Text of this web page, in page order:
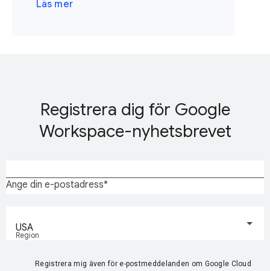
Läs mer
Registrera dig för Google
Workspace-nyhetsbrevet
Ange din e-postadress
Region
USA
Registrera mig även för e-postmeddelanden om Google Cloud